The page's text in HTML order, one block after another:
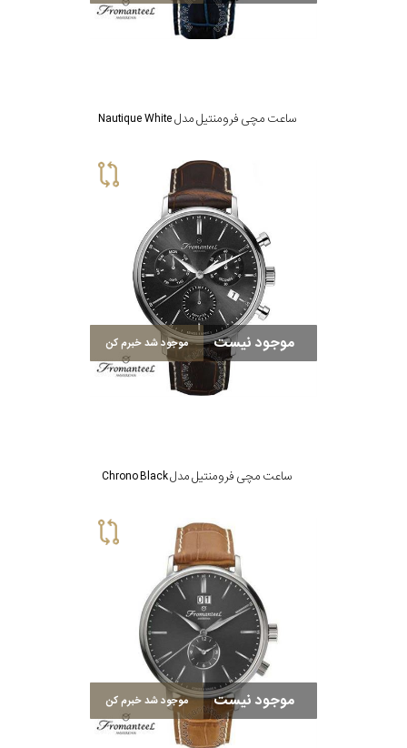
ساعت مچی فرومنتیل مدل Nautique White
موجود نیست موجود شد خبرم کن
ساعت مچی فرومنتیل مدل Chrono Black
موجود نیست موجود شد خبرم کن